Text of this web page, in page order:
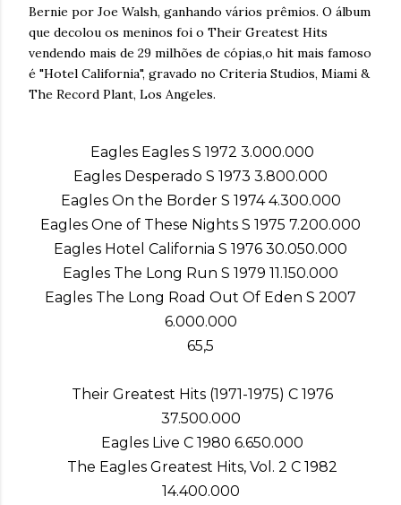
Bernie por Joe Walsh, ganhando vários prêmios. O álbum
que decolou os meninos foi o Their Greatest Hits
vendendo mais de 29 milhões de cópias,o hit mais famoso
é "Hotel California", gravado no Criteria Studios, Miami &
The Record Plant, Los Angeles.
Eagles Eagles S 1972 3.000.000
Eagles Desperado S 1973 3.800.000
Eagles On the Border S 1974 4.300.000
Eagles One of These Nights S 1975 7.200.000
Eagles Hotel California S 1976 30.050.000
Eagles The Long Run S 1979 11.150.000
Eagles The Long Road Out Of Eden S 2007
6.000.000
65,5
Their Greatest Hits (1971-1975) C 1976
37.500.000
Eagles Live C 1980 6.650.000
The Eagles Greatest Hits, Vol. 2 C 1982
14.400.000